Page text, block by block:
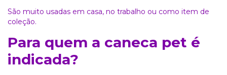
São muito usadas em casa, no trabalho ou como item de
coleção.
Para quem a caneca pet é
indicada?